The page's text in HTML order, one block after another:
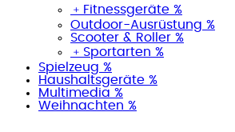
﹢ Fitnessgeräte %
Outdoor-Ausrüstung %
Scooter & Roller %
﹢ Sportarten %
Spielzeug %
Haushaltsgeräte %
Multimedia %
Weihnachten %